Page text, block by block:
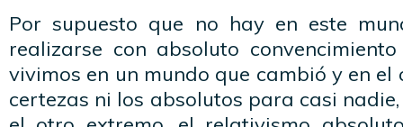
Por supuesto que no hay en este
realizarse con absoluto
vivimos en un mundo que cambió y en el
certezas ni los absolutos para casi